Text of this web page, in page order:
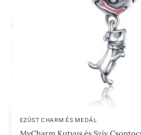
EZÜST CHARM ÉS MEDÁL